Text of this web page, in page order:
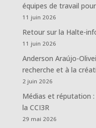
équipes de travail
11 juin 2026
Retour sur la Halte-
11 juin 2026
Anderson Araújo-
recherche et à la
2 juin 2026
Médias et réputation :
la CCI3R
29 mai 2026